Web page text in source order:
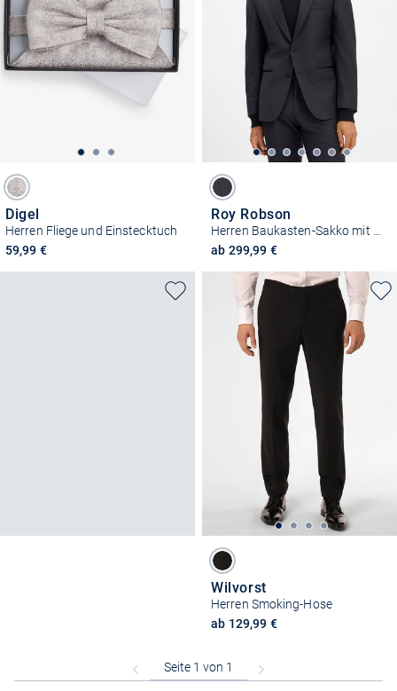
Digel
Herren Fliege und Einstecktuch
59,99 €
Roy Robson
ab 299,99 €
Wilvorst
Herren Smoking-Hose
ab 129,99 €